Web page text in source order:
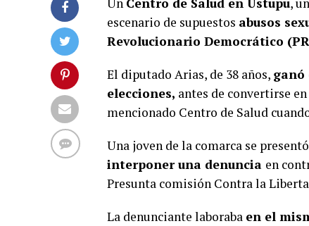
escenario de supuestos abusos
Revolucionario Democrático
El diputado Arias, de 38 años, ganó
elecciones, antes de convertirse
mencionado Centro de Salud
Una joven de la comarca se
interponer una denuncia en
Presunta comisión Contra la
La denunciante laboraba en el